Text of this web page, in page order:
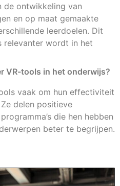
de ontwikkeling van
en op maat gemaakte
leerdoelen. Dit
relevanter wordt in het
VR-tools in het onderwijs?
vaak om hun effectiviteit
delen positieve
die hen hebben
beter te begrijpen.